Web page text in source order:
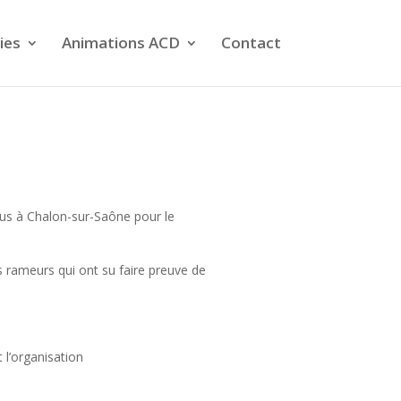
Animations ACD Contact
à Chalon-sur-Saône pour le
qui ont su faire preuve de